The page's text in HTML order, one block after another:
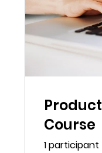
Course
1 participant